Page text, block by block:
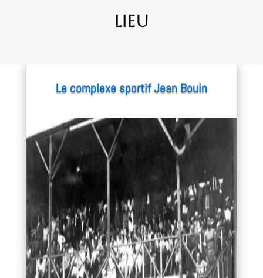
Lieu
Le complexe sportif Jean Bouin